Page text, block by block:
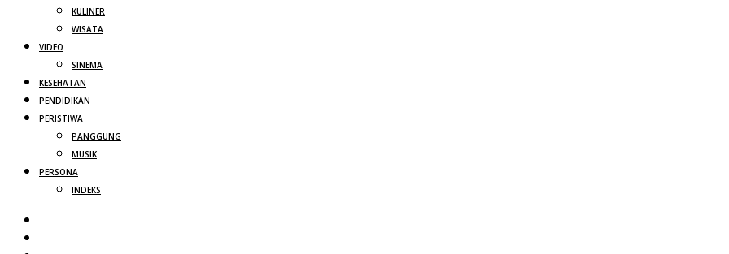
KULINER
WISATA
VIDEO
SINEMA
KESEHATAN
PENDIDIKAN
PERISTIWA
PANGGUNG
MUSIK
PERSONA
INDEKS